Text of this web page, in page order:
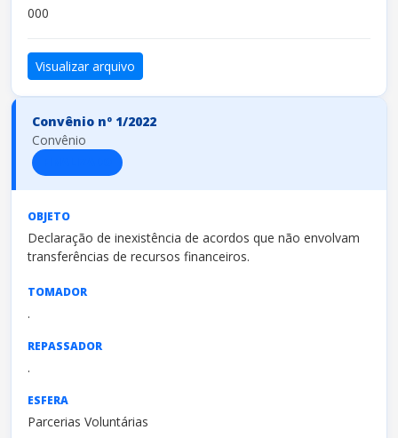
000
Visualizar arquivo
Convênio nº 1/2022
Convênio
OBJETO
Declaração de inexistência de acordos que não envolvam
transferências de recursos financeiros.
TOMADOR
.
REPASSADOR
.
ESFERA
Parcerias Voluntárias